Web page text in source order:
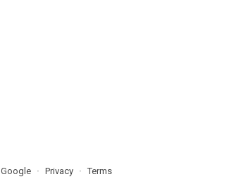
Google Privacy Terms